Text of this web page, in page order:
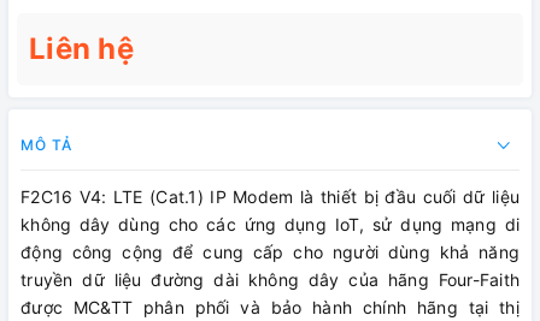
Liên hệ
MÔ TẢ
F2C16 V4: LTE (Cat.1) IP Modem là thiết bị đầu cuối dữ liệu
không dây dùng cho các ứng dụng IoT, sử dụng mạng di
động công cộng để cung cấp cho người dùng khả năng
truyền dữ liệu đường dài không dây của hãng Four-Faith
được MC&TT phân phối và bảo hành chính hãng tại thị